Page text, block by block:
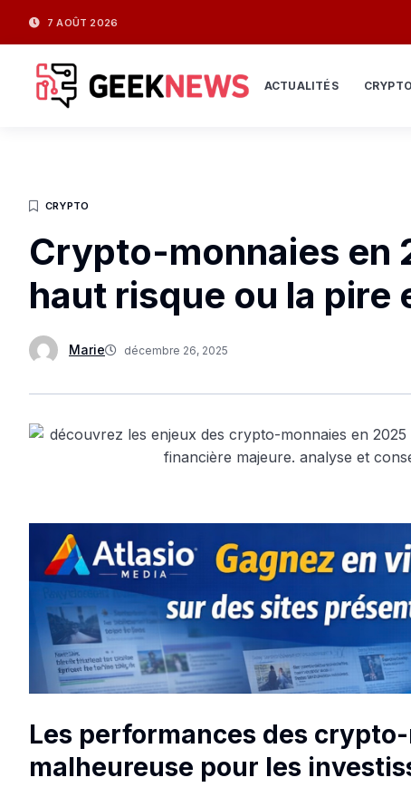
7 AOÛT 2026
ACTUALITÉS CRYPTO
CRYPTO
Crypto-monnaies en
haut risque ou la pire
Marie décembre 26, 2025
Les performances des
malheureuse pour les